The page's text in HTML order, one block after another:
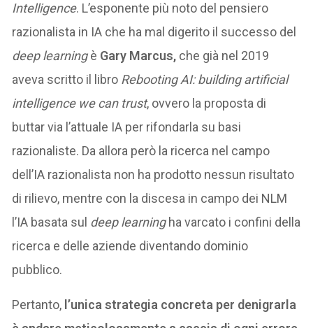
Intelligence. L’esponente più noto del pensiero
razionalista in IA che ha mal digerito il successo del
deep learningè Gary Marcus, che già nel 2019
aveva scritto il libro Rebooting AI: building artificial
intelligence we can trust, ovvero la proposta di
buttar via l’attuale IA per rifondarla su basi
razionaliste. Da allora però la ricerca nel campo
dell’IA razionalista non ha prodotto nessun risultato
di rilievo, mentre con la discesa in campo dei NLM
l’IA basata sul deep learningha varcato i confini della
ricerca e delle aziende diventando dominio
pubblico.
Pertanto, l’unica strategia concreta per denigrarla